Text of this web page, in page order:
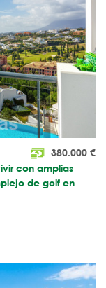
380.000 €
con amplias
de golf en